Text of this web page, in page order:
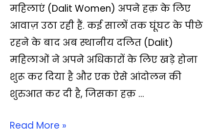
t
s
A
p
e
b
k
t
t
y
L
k
e
g
r
m
i
l
r
e
महिलाएं (Dalit Women) अपने हक़ के लिए
आवाज़ उठा रही हैं. कई सालों तक घूंघट के पीछे
रहने के बाद अब स्थानीय दलित (Dalit)
महिलाओं ने अपने अधिकारों के लिए खड़े होना
शुरू कर दिया है और एक ऐसे आंदोलन की
शुरुआत कर दी है, जिसका हक़ …
Read More »